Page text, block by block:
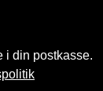
i din postkasse.